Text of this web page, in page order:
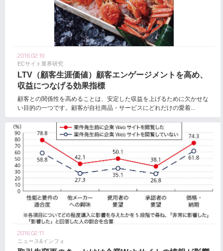
2016.02.19
ECサイト業界研究
LTV（顧客生涯価値）顧客エンゲージメントを高め、
収益につなげる効果指標
顧客との関係性を高めることは、安定した収益を上げるために欠かせな
い目的の一つです。顧客が自社商品・サービスにどれだけの愛着...
2016.02.11
ニュース&インフォ